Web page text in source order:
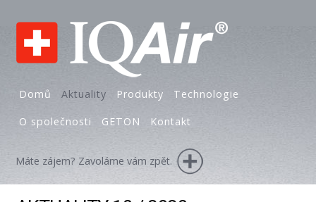
Domů Aktuality Produkty Technologie
O společnosti GETON Kontakt
Máte zájem? Zavoláme vám zpět.